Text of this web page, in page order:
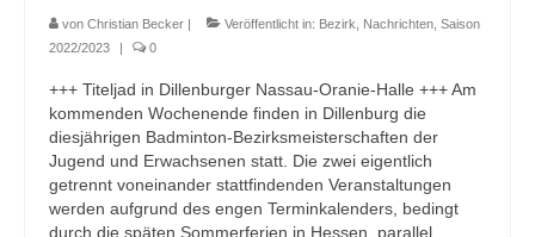
Hessen
Bezirk
Termine
Hessische Meisterschaften U13 – U19 2015
von Christian Becker | Veröffentlicht in: Bezirk Nachrichten Saison
2022/2023
| 0
+++ Titeljad in Dillenburger Nassau-Oranie-Halle +++ Am
kommenden Wochenende finden in Dillenburg die
diesjährigen Badminton-Bezirksmeisterschaften der
Jugend und Erwachsenen statt. Die zwei eigentlich
getrennt voneinander stattfindenden Veranstaltungen
werden aufgrund des engen Terminkalenders, bedingt
durch die späten Sommerferien in Hessen, parallel …